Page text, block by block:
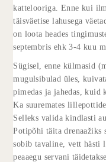
kattelooriga. Enne kui
täisväetise lahusega
on loota heades
septembris ehk 3-4 kuu
Sügisel, enne külmasid
mugulsibulad üles,
pimedas ja jahedas, kuid
Ka suuremates
Selleks valida kindlasti
Potipõhi täita drenaažiks
sobib tavaline, vett hästi
peaaegu servani